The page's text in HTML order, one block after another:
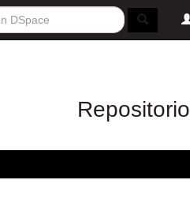
Repositorio